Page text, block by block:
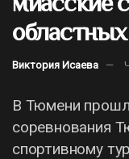
Виктория Исаева
В Тюмени
соревнования
спортивному